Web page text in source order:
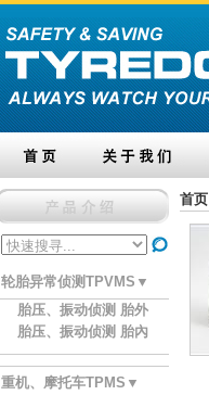
轮胎异常侦测TPVMS▼
胎压、振动侦测 胎外
胎压、振动侦测 胎內
重机、摩托车TPMS▼
首页